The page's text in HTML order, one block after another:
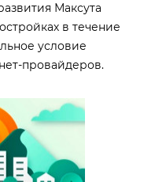
Максута
в течение
условие
провайдеров.